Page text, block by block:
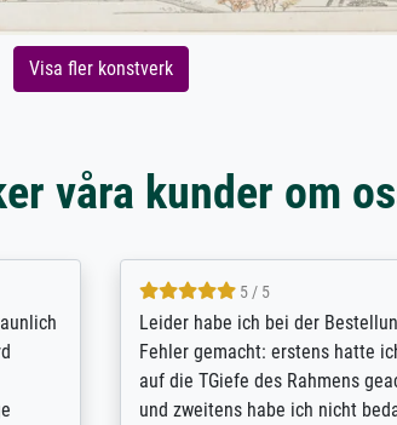
Visa fler konstverk
våra kunder om
I
5 / 5
The team at Meisterdrucke
meet its clients demands, and
expert advice on how to obtain
results for the prints requested